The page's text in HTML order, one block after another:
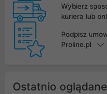
Wybierz
kuriera lub
Podpisz
Proline.pl
Ostatnio oglądane